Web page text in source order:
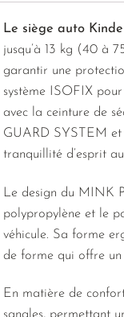
Le siège auto
jusqu’à 13 kg (40 à
garantir une
système ISOFIX
avec la ceinture de
GUARD SYSTEM et
tranquillité d’esprit
Le design du MINK
polypropylène et le
véhicule. Sa forme
de forme qui offre un
En matière de